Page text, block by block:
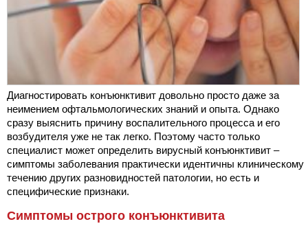
Диагностировать конъюнктивит довольно просто даже за
неимением офтальмологических знаний и опыта. Однако
сразу выяснить причину воспалительного процесса и его
возбудителя уже не так легко. Поэтому часто только
специалист может определить вирусный конъюнктивит –
симптомы заболевания практически идентичны клиническому
течению других разновидностей патологии, но есть и
специфические признаки.
Симптомы острого конъюнктивита